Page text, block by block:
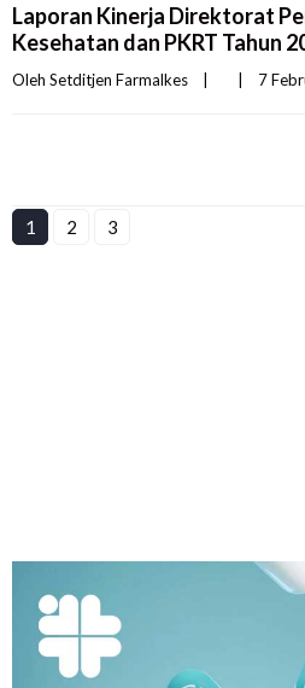
Laporan Kinerja Direktorat
Kesehatan dan PKRT Tahun
Oleh Setditjen Farmalkes 7
1 2 3